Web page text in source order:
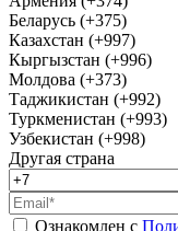
Беларусь (+375)
Казахстан (+997)
Кыргызстан (+996)
Молдова (+373)
Таджикистан (+992)
Туркменистан (+993)
Узбекистан (+998)
Другая страна
Ознакомлен с